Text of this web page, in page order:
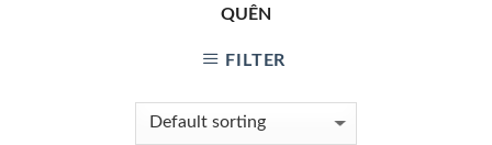
QUÊN
FILTER